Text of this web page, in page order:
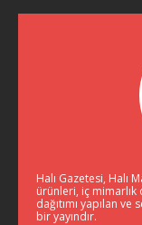
Halı Gazetesi, Halı
ürünleri, iç
dağıtımı yapılan
bir yayındır.